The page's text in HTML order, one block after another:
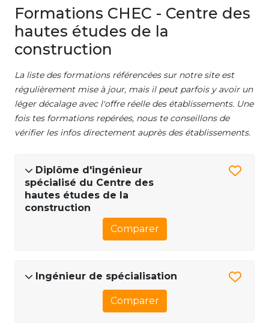
Formations CHEC - Centre des
hautes études de la
construction
La liste des formations référencées sur notre site est
régulièrement mise à jour, mais il peut parfois y avoir un
léger décalage avec l'offre réelle des établissements. Une
fois tes formations repérées, nous te conseillons de
vérifier les infos directement auprès des établissements.
Diplôme d'ingénieur
spécialisé du Centre des
hautes études de la
construction
Comparer
Ingénieur de spécialisation
Comparer